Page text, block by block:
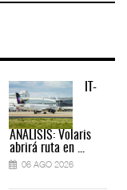
IT-
ANÁLISIS: Volaris
abrirá ruta en ...
06 AGO 2026